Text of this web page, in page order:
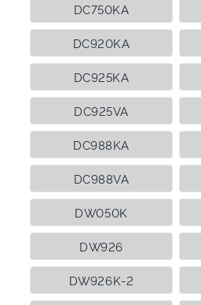
DC750KA
DC920KA
DC925KA
DC925VA
DC988KA
DC988VA
DW050K
DW926
DW926K-2